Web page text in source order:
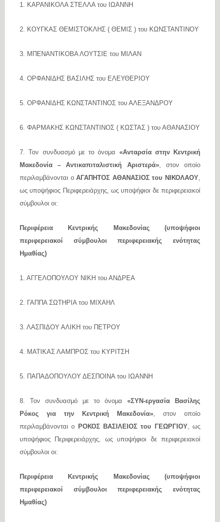
1. ΚΑΡΑΝΙΚΟΛΑ ΣΤΕΛΛΑ του ΙΩΑΝΝΗ
2. ΚΟΥΓΚΑΣ ΘΕΜΙΣΤΟΚΛΗΣ ( ΘΕΜΙΣ ) του ΚΩΝΣΤΑΝΤΙΝΟΥ
3. ΜΠΕΝΑΝΤΙΚΟΒΑ ΛΟΥΤΣΙΕ του ΜΙΛΑΝ
4. ΟΡΦΑΝΙΔΗΣ ΒΑΣΙΛΗΣ του ΕΛΕΥΘΕΡΙΟΥ
5. ΟΡΦΑΝΙΔΗΣ ΚΩΝΣΤΑΝΤΙΝΟΣ του ΑΛΕΞΑΝΔΡΟΥ
6. ΦΑΡΜΑΚΗΣ ΚΩΝΣΤΑΝΤΙΝΟΣ ( ΚΩΣΤΑΣ ) του ΑΘΑΝΑΣΙΟΥ
7. Τον συνδυασμό με το όνομα «Ανταρσία στην Κεντρική
Μακεδονία – Αντικαπιταλιστική Αριστερά», στον οποίο
περιλαμβάνονται οΑΓΑΠΗΤΟΣ ΑΘΑΝΑΣΙΟΣ του ΝΙΚΟΛΑΟΥ
ως υποψήφιος Περιφερειάρχης, ως υποψήφιοι δε περιφερειακοί
σύμβουλοι οι:
Περιφέρεια Κεντρικής Μακεδονίας (υποψήφιοι
περιφερειακοί σύμβουλοι περιφερειακής ενότητας
Ημαθίας)
1. ΑΓΓΕΛΟΠΟΥΛΟΥ ΝΙΚΗ του ΑΝΔΡΕΑ
2. ΓΑΠΠΑ ΣΩΤΗΡΙΑ του ΜΙΧΑΗΛ
3. ΛΑΣΠΙΔΟΥ ΑΛΙΚΗ του ΠΕΤΡΟΥ
4. ΜΑΤΙΚΑΣ ΛΑΜΠΡΟΣ του ΚΥΡΙΤΣΗ
5. ΠΑΠΑΔΟΠΟΥΛΟΥ ΔΕΣΠΟΙΝΑ του ΙΩΑΝΝΗ
8. Τον συνδυασμό με το όνομα «ΣΥΝ-εργασία Βασίλης
Ρόκος για την Κεντρική Μακεδονία» , στον οποίο
περιλαμβάνονται ο ΡΟΚΟΣ ΒΑΣΙΛΕΙΟΣ του ΓΕΩΡΓΙΟΥ, ως
υποψήφιος Περιφερειάρχης, ως υποψήφιοι δε περιφερειακοί
σύμβουλοι οι:
Περιφέρεια Κεντρικής Μακεδονίας (υποψήφιοι
περιφερειακοί σύμβουλοι περιφερειακής ενότητας
Ημαθίας)